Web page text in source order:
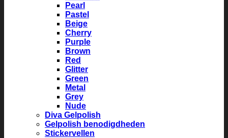
Pearl
Pastel
Beige
Cherry
Purple
Brown
Red
Glitter
Green
Metal
Grey
Nude
Diva Gelpolish
Gelpolish benodigdheden
Stickervellen